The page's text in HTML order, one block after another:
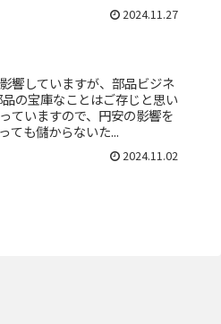
2024.11.27
響していますが、部品ビジネ
の宝庫なことはご存じと思い
ていますので、円安の影響を
ても儲からないた...
2024.11.02